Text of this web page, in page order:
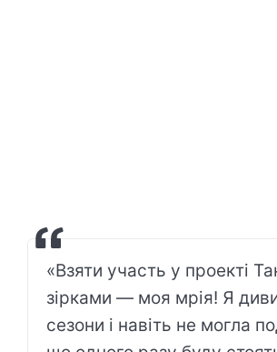
«Взяти участь у проекті
зірками — моя мрія! Я
сезони і навіть не могла